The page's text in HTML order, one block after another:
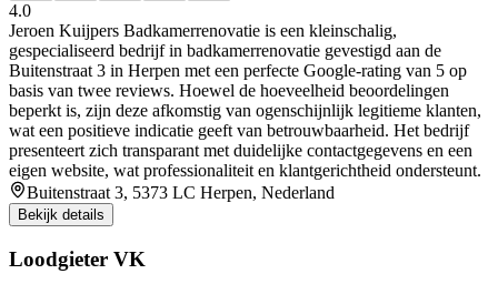
4.0
Jeroen Kuijpers Badkamerrenovatie is een kleinschalig,
gespecialiseerd bedrijf in badkamerrenovatie gevestigd aan de
Buitenstraat 3 in Herpen met een perfecte Google-rating van 5 op
basis van twee reviews. Hoewel de hoeveelheid beoordelingen
beperkt is, zijn deze afkomstig van ogenschijnlijk legitieme klanten,
wat een positieve indicatie geeft van betrouwbaarheid. Het bedrijf
presenteert zich transparant met duidelijke contactgegevens en een
eigen website, wat professionaliteit en klantgerichtheid ondersteunt.
Buitenstraat 3, 5373 LC Herpen, Nederland
Bekijk details
Loodgieter VK